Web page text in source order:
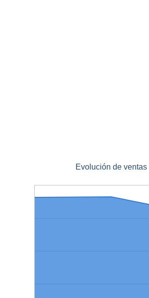
Evolución de ventas